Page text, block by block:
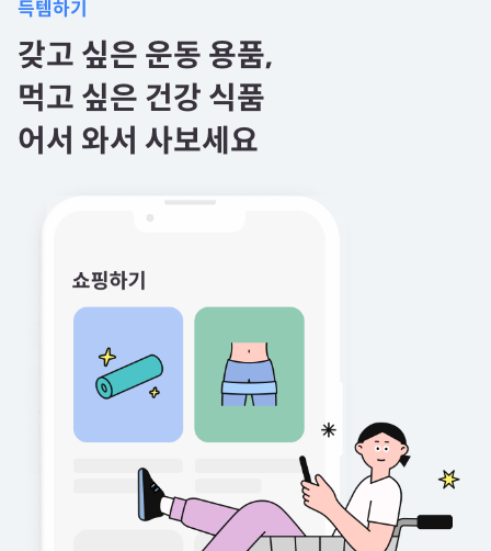
득템하기
갖고 싶은 운동 용품,
먹고 싶은 건강 식품
어서 와서 사보세요